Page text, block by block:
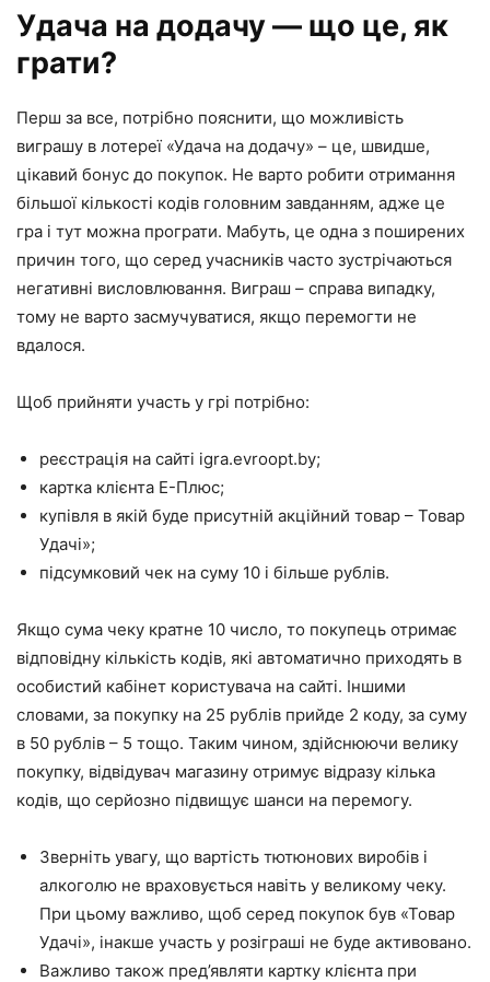
Удача на додачу — що це, як
грати?
Перш за все, потрібно пояснити, що можливість
виграшу в лотереї «Удача на додачу» – це, швидше,
цікавий бонус до покупок. Не варто робити отримання
більшої кількості кодів головним завданням, адже це
гра і тут можна програти. Мабуть, це одна з поширених
причин того, що серед учасників часто зустрічаються
негативні висловлювання. Виграш – справа випадку,
тому не варто засмучуватися, якщо перемогти не
вдалося.
Щоб прийняти участь у грі потрібно:
реєстрація на сайті igra.evroopt.by;
картка клієнта E-Плюс;
купівля в якій буде присутній акційний товар – Товар
Удачі»;
підсумковий чек на суму 10 і більше рублів.
Якщо сума чеку кратне 10 число, то покупець отримає
відповідну кількість кодів, які автоматично приходять в
особистий кабінет користувача на сайті. Іншими
словами, за покупку на 25 рублів прийде 2 коду, за суму
в 50 рублів – 5 тощо. Таким чином, здійснюючи велику
покупку, відвідувач магазину отримує відразу кілька
кодів, що серйозно підвищує шанси на перемогу.
Зверніть увагу, що вартість тютюнових виробів і
алкоголю не враховується навіть у великому чеку.
При цьому важливо, щоб серед покупок був «Товар
Удачі», інакше участь у розіграші не буде активовано.
Важливо також пред’являти картку клієнта при